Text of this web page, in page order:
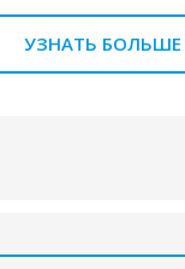
УЗНАТЬ БОЛЬШЕ